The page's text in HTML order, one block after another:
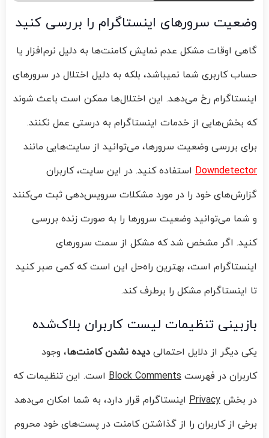
وضعیت سرورهای اینستاگرام را بررسی کنید
گاهی اوقات مشکل عدم نمایش کامنت‌ها به دلیل نرم‌افزار یا
حساب کاربری شما نمیباشد، بلکه به دلیل اختلال در سرورهای
اینستاگرام رخ می‌دهد. این اختلال‌ها ممکن است باعث شوند
که بخش‌هایی از خدمات اینستاگرام به درستی عمل نکنند.
برای بررسی وضعیت سرورها، می‌توانید از سایت‌هایی مانند
Downdetector استفاده کنید. در این سایت، کاربران
گزارش‌های خود را در مورد مشکلات سرویس‌دهی ثبت می‌کنند
و شما می‌توانید وضعیت سرورها را به صورت زنده بررسی
کنید. اگر مشخص شد که مشکل از سمت سرورهای
اینستاگرام است، بهترین راه‌حل این است که کمی صبر کنید
تا اینستاگرام مشکل را برطرف کند.
بازبینی تنظیمات لیست کاربران بلاک‌شده
یکی دیگر از دلایل احتمالی دیده نشدن کامنت‌ها، وجود
کاربران در فهرست Block Comments است. این تنظیمات که
در بخش Privacy اینستاگرام قرار دارد، به شما امکان می‌دهد
برخی از کاربران را از گذاشتن کامنت در پست‌های خود محروم